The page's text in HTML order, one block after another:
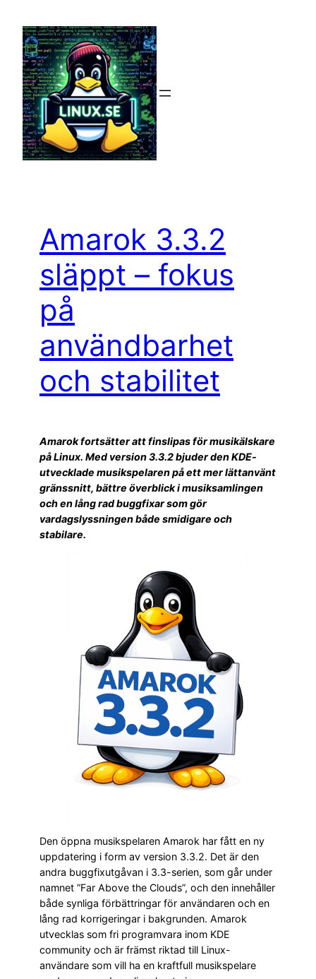
innehåll
Amarok 3.3.2
släppt – fokus
på
användbarhet
och stabilitet
Amarok fortsätter att finslipas för musikälskare
på Linux. Med version 3.3.2 bjuder den KDE-
utvecklade musikspelaren på ett mer lättanvänt
gränssnitt, bättre överblick i musiksamlingen
och en lång rad buggfixar som gör
vardagslyssningen både smidigare och
stabilare.
Den öppna musikspelaren Amarok har fått en ny
uppdatering i form av version 3.3.2. Det är den
andra buggfixutgåvan i 3.3-serien, som går under
namnet ”Far Above the Clouds”, och den innehåller
både synliga förbättringar för användaren och en
lång rad korrigeringar i bakgrunden. Amarok
utvecklas som fri programvara inom KDE
community och är främst riktad till Linux-
användare som vill ha en kraftfull musikspelare